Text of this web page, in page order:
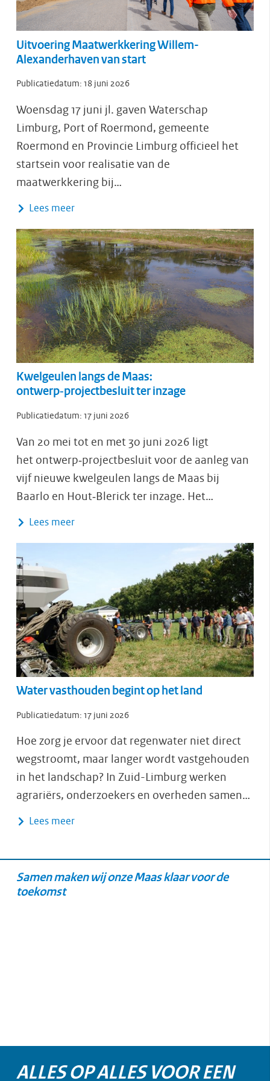
Uitvoering Maatwerkkering Willem-
Alexanderhaven van start
Publicatiedatum: 18 juni 2026
Woensdag 17 juni jl. gaven Waterschap
Limburg, Port of Roermond, gemeente
Roermond en Provincie Limburg officieel het
startsein voor realisatie van de
maatwerkkering bij…
Lees meer
Kwelgeulen langs de Maas:
ontwerp‑projectbesluit ter inzage
Publicatiedatum: 17 juni 2026
Van 20 mei tot en met 30 juni 2026 ligt
het ontwerp‑projectbesluit voor de aanleg van
vijf nieuwe kwelgeulen langs de Maas bij
Baarlo en Hout‑Blerick ter inzage. Het…
Lees meer
Water vasthouden begint op het land
Publicatiedatum: 17 juni 2026
Hoe zorg je ervoor dat regenwater niet direct
wegstroomt, maar langer wordt vastgehouden
in het landschap? In Zuid-Limburg werken
agrariërs, onderzoekers en overheden samen…
Lees meer
Samen maken wij onze Maas klaar voor de
toekomst
ALLES OP ALLES VOOR EEN